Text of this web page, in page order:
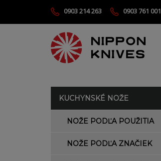
0903 214 263 0903 761 001
KUCHYNSKÉ NOŽE
NOŽE PODĽA POUŽITIA
NOŽE PODĽA ZNAČIEK